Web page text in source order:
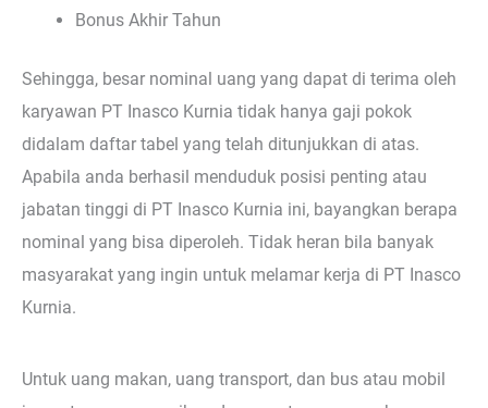
Bonus Akhir Tahun
Sehingga, besar nominal uang yang dapat di terima oleh
karyawan PT Inasco Kurnia tidak hanya gaji pokok
didalam daftar tabel yang telah ditunjukkan di atas.
Apabila anda berhasil menduduk posisi penting atau
jabatan tinggi di PT Inasco Kurnia ini, bayangkan berapa
nominal yang bisa diperoleh. Tidak heran bila banyak
masyarakat yang ingin untuk melamar kerja di PT Inasco
Kurnia.
Untuk uang makan, uang transport, dan bus atau mobil